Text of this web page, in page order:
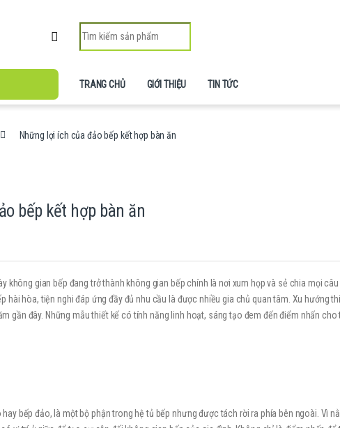
TRANG CHỦ GIỚI THIỆU TIN TỨC
Những lợi ích của đảo bếp kết hợp bàn ăn
bếp kết hợp bàn ăn
không gian bếp đang trở thành không gian bếp chính là nơi xum họp và sẻ chia mọi
hài hòa, tiện nghi đáp ứng đầy đủ nhu cầu là được nhiều gia chủ quan tâm. Xu hướng
gần đây. Những mẫu thiết kế có tính năng linh hoạt, sáng tạo đem đến điểm nhấn cho
bếp đảo, là một bộ phận trong hệ tủ bếp nhưng được tách rời ra phía bên ngoài. Vì